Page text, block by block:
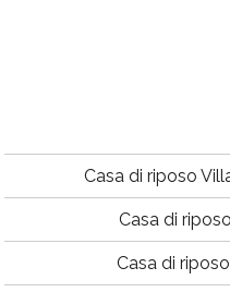
Casa di riposo
Casa di
Casa di